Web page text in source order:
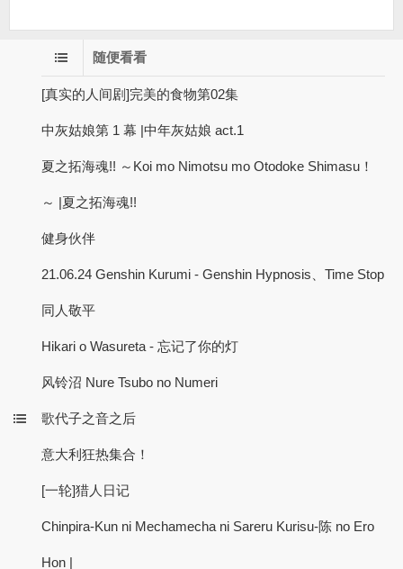
随便看看
[真实的人间剧]完美的食物第02集
中灰姑娘第 1 幕 |中年灰姑娘 act.1
夏之拓海魂!! ～Koi mo Nimotsu mo Otodoke Shimasu！
～ |夏之拓海魂!!
健身伙伴
21.06.24 Genshin Kurumi - Genshin Hypnosis、Time Stop
同人敬平
Hikari o Wasureta - 忘记了你的灯
风铃沼 Nure Tsubo no Numeri
歌代子之音之后
意大利狂热集合！
[一轮]猎人日记
Chinpira-Kun ni Mechamecha ni Sareru Kurisu-陈 no Ero
Hon |